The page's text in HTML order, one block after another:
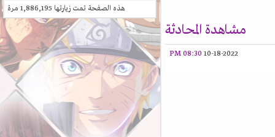
مشاهدة المحادثة
10-18-2022
08:30 PM
هذه الصفحة تمت زيارتها1,886,195مرة